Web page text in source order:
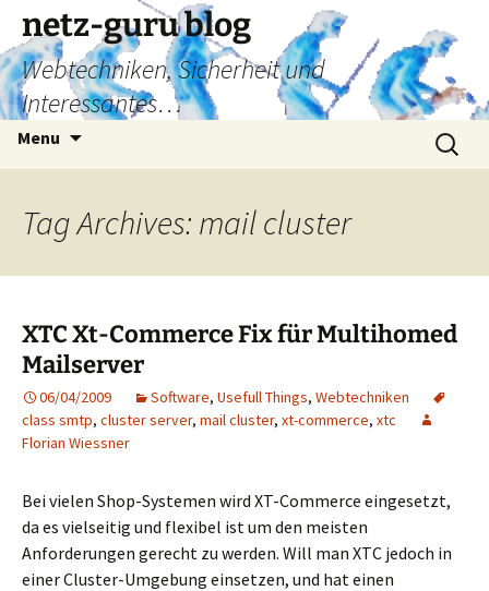
Skip
content
netz-guru blog
Webtechniken, Sicherheit und
Interessantes…
Menu
Search
for:
Tag Archives: mail cluster
XTC Xt-Commerce Fix für Multihomed
Mailserver
06/04/2009 Software, Usefull Things, Webtechniken
class smtp, cluster server, mail cluster, xt-commerce, xtc
Florian Wiessner
Bei vielen Shop-Systemen wird XT-Commerce eingesetzt,
da es vielseitig und flexibel ist um den meisten
Anforderungen gerecht zu werden. Will man XTC jedoch in
einer Cluster-Umgebung einsetzen, und hat einen